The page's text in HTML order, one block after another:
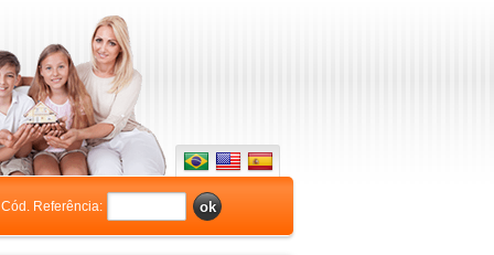
Cód. Referência: